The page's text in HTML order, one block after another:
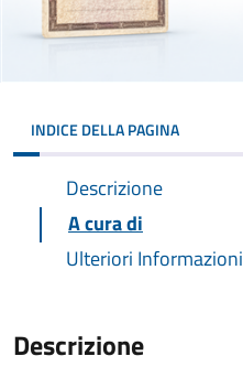
INDICE DELLA PAGINA
Descrizione
A cura di
Ulteriori Informazioni
Descrizione